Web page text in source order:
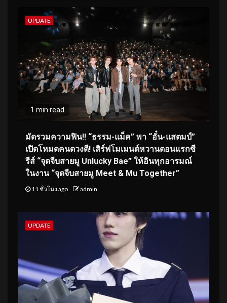
UPDATE
1 min read
มัดรวมความฟิน!! “ธรรม-แม็ค” พา “อั๋น-แสตมป์”
เปิดโหมดคนดวงดี! เสิร์ฟโมเมนต์หวานตอนแรกซี
รีส์ “จุดจีบสายมู Unlucky Bae” ให้อินทุกอารมณ์
ในงาน “จุดจีบสายมู Meet & Mu Together”
11 ชั่วโมง ago admin
UPDATE